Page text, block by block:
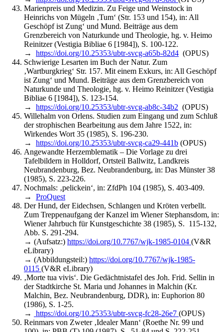
Marienpreis und Medizin. Zu Feige und Weinstock in
Heinrichs von Mügeln ‚Tum‘ (Str. 153 und 154), in: All
Geschöpf ist Zung‘ und Mund. Beiträge aus dem
Grenzbereich von Naturkunde und Theologie, hg. v. Heimo
Reinitzer (Vestigia Bibliae 6 [1984]), S. 100-122.
→ https://doi.org/10.25353/ubtr-svcg-a65b-82d4 (OPUS)
Schwierige Lesarten im Buch der Natur. Zum
‚Wartburgkrieg‘ Str. 157. Mit einem Exkurs, in: All Geschöpf
ist Zung‘ und Mund. Beiträge aus dem Grenzbereich von
Naturkunde und Theologie, hg. v. Heimo Reinitzer (Vestigia
Bibliae 6 [1984]), S. 123-154.
→ https://doi.org/10.25353/ubtr-svcg-ab8c-34b2 (OPUS)
Willehalm von Orlens. Studien zum Eingang und zum Schluß
der strophischen Bearbeitung aus dem Jahre 1522, in:
Wirkendes Wort 35 (1985), S. 196-230.
→ https://doi.org/10.25353/ubtr-svcg-ca29-441b (OPUS)
Angewandte Herzemblematik – Die Vorlage zu drei
Tafelbildern in Holldorf, Ortsteil Ballwitz, Landkreis
Neubrandenburg, Bez. Neubrandenburg, in: Das Münster 38
(1985), S. 223-226.
Nochmals: ‚pelickein‘, in: ZfdPh 104 (1985), S. 403-409.
→ ProQuest
Der Hund, der Eidechsen, Schlangen und Kröten verbellt.
Zum Treppenaufgang der Kanzel im Wiener Stephansdom, in:
Wiener Jahrbuch für Kunstgeschichte 38 (1985), S. 115-132,
Abb. S. 291-294.
→ (Aufsatz:) https://doi.org/10.7767/wjk-1985-0104 (V&R
eLibrary)
→ (Abbildungsteil:) https://doi.org/10.7767/wjk-1985-
0115 (V&R eLibrary)
‚Morte tua vivis‘. Die Gedächtnistafel des Joh. Frid. Sellin in
der Stadtkirche St. Maria und Johannes in Malchin (Kr.
Malchin, Bez. Neubrandenburg, DDR), in: Euphorion 80
(1986), S. 1-25.
→
https://doi.org/10.25353/ubtr-svcg-fc28-26e7 (OPUS)
Reinmars von Zweter ‚Idealer Mann‘ (Roethe Nr. 99 und